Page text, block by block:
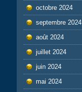
octobre 2024
septembre 2024
août 2024
juillet 2024
juin 2024
mai 2024